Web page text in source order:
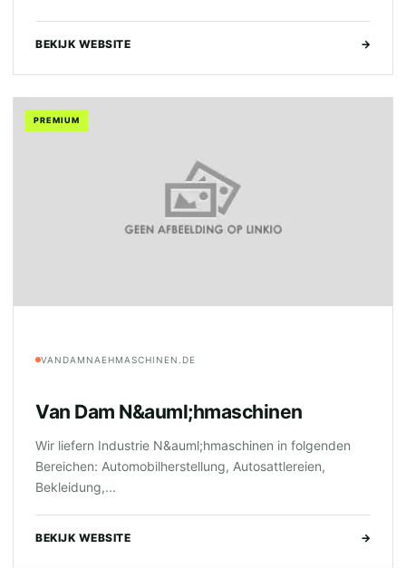
BEKIJK WEBSITE →
PREMIUM
VANDAMNAEHMASCHINEN.DE
Van Dam N&auml;hmaschinen
Wir liefern Industrie N&auml;hmaschinen in folgenden
Bereichen: Automobilherstellung, Autosattlereien,
Bekleidung,...
BEKIJK WEBSITE →